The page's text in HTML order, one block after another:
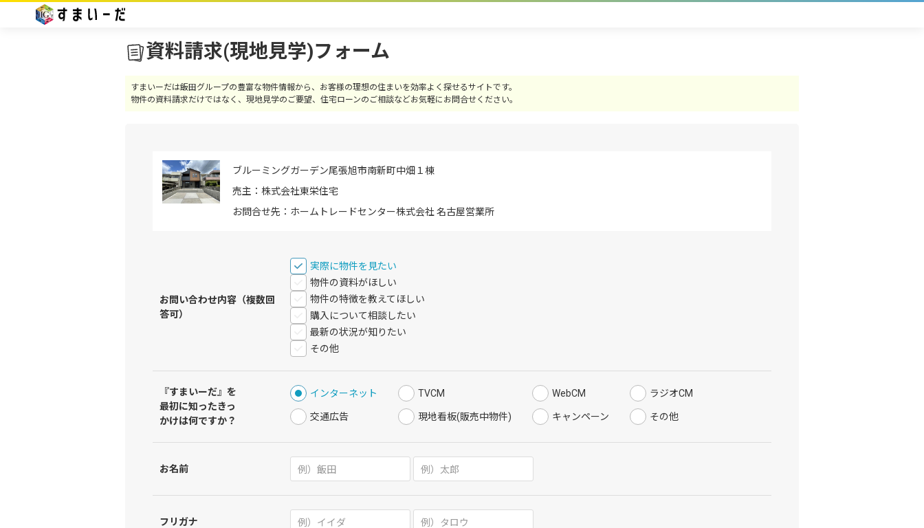
資料請求(現地見学)フォーム
すまいーだは飯田グループの豊富な物件情報から、お客様の理想の住まいを効率よく探せるサイトです。
物件の資料請求だけではなく、現地見学のご要望、住宅ローンのご相談などお気軽にお問合せください。
ブルーミングガーデン尾張旭市南新町中畑１棟
売主：株式会社東栄住宅
お問合せ先：ホームトレードセンター株式会社 名古屋営業所
お問い合わせ内容（複数回
答可）
実際に物件を見たい
物件の資料がほしい
物件の特徴を教えてほしい
購入について相談したい
最新の状況が知りたい
その他
『すまいーだ』を
最初に知ったきっ
かけは何ですか？
インターネット TVCM WebCM ラジオCM
交通広告 現地看板(販売中物件) キャンペーン その他
お名前
フリガナ